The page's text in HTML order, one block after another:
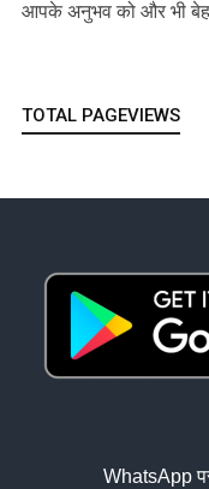
आपके अनुभव को और भी
TOTAL PAGEVIEWS
WhatsApp